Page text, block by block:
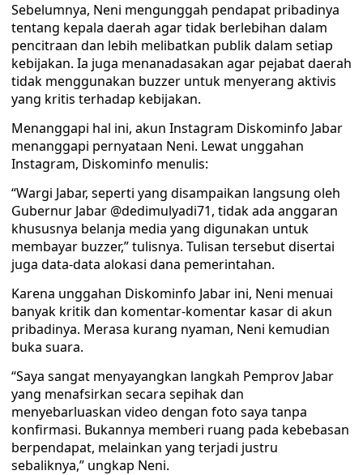
Sebelumnya, Neni mengunggah pendapat pribadinya
tentang kepala daerah agar tidak berlebihan dalam
pencitraan dan lebih melibatkan publik dalam setiap
kebijakan. Ia juga menanadasakan agar pejabat daerah
tidak menggunakan buzzer untuk menyerang aktivis
yang kritis terhadap kebijakan.
Menanggapi hal ini, akun Instagram Diskominfo Jabar
menanggapi pernyataan Neni. Lewat unggahan
Instagram, Diskominfo menulis:
“Wargi Jabar, seperti yang disampaikan langsung oleh
Gubernur Jabar @dedimulyadi71, tidak ada anggaran
khususnya belanja media yang digunakan untuk
membayar buzzer,” tulisnya. Tulisan tersebut disertai
juga data-data alokasi dana pemerintahan.
Karena unggahan Diskominfo Jabar ini, Neni menuai
banyak kritik dan komentar-komentar kasar di akun
pribadinya. Merasa kurang nyaman, Neni kemudian
buka suara.
“Saya sangat menyayangkan langkah Pemprov Jabar
yang menafsirkan secara sepihak dan
menyebarluaskan video dengan foto saya tanpa
konfirmasi. Bukannya memberi ruang pada kebebasan
berpendapat, melainkan yang terjadi justru
sebaliknya,” ungkap Neni.